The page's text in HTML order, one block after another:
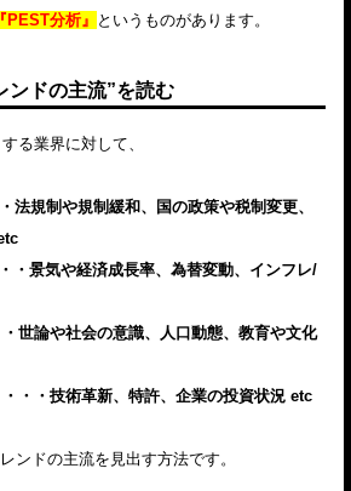
『PEST分析』 というものがあります。
ンドの主流”を読む
る業界に対して、
法規制や規制緩和、国の政策や税制変更、
・景気や経済成長率、為替変動、インフレ/
世論や社会の意識、人口動態、教育や文化
・・技術革新、特許、企業の投資状況 etc
ンドの主流を見出す方法です。